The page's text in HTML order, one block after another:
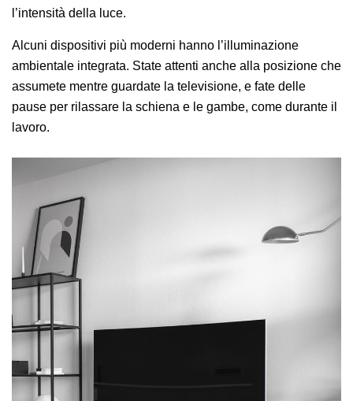
l’intensità della luce.
Alcuni dispositivi più moderni hanno l’illuminazione
ambientale integrata. State attenti anche alla posizione che
assumete mentre guardate la televisione, e fate delle
pause per rilassare la schiena e le gambe, come durante il
lavoro.